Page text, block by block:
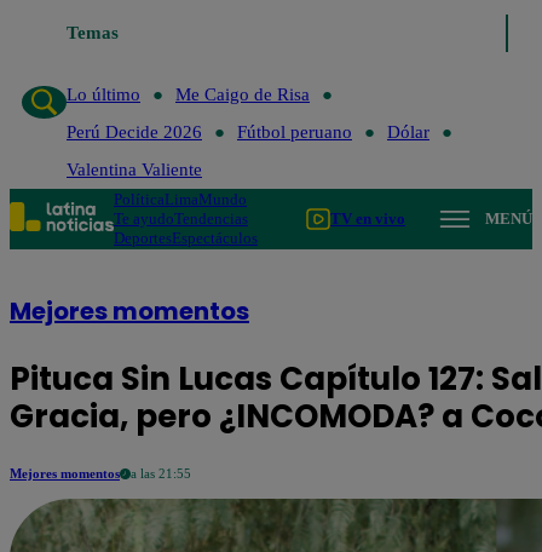
Temas
Lo último
Me Caigo de Risa
Perú Decide 2026
Fútbol peruano
Dólar
Valentina Valiente
PolíticaLimaMundo
Te ayudoTendencias
DeportesEspectáculos
TV en vivo MENÚ
Mejores momentos
Pituca Sin Lucas Capítulo 127:
Gracia, pero ¿INCOMODA? a
Mejores momentos a las 21:55